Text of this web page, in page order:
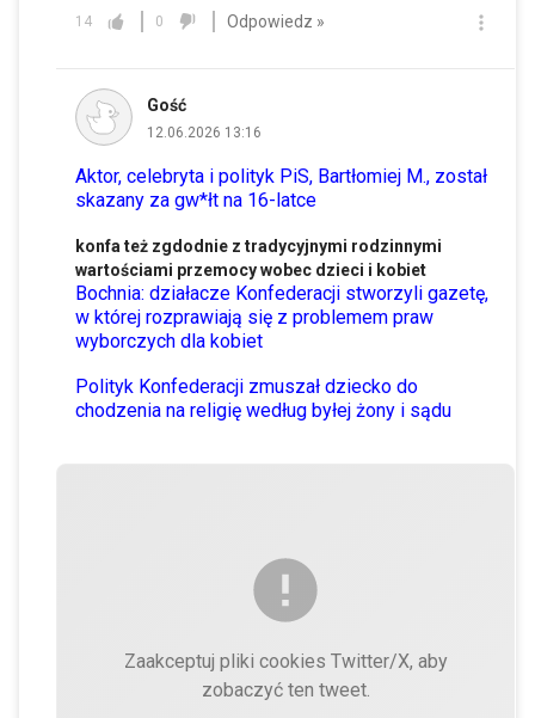
14 0 Odpowiedz »
Gość
12.06.2026 13:16
Aktor, celebryta i polityk PiS, Bartłomiej M., został
skazany za gw*łt na 16-latce
konfa też zgdodnie z tradycyjnymi rodzinnymi
wartościami przemocy wobec dzieci i kobiet
Bochnia: działacze Konfederacji stworzyli gazetę,
w której rozprawiają się z problemem praw
wyborczych dla kobiet
Polityk Konfederacji zmuszał dziecko do
chodzenia na religię według byłej żony i sądu
Zaakceptuj pliki cookies Twitter/X, aby
zobaczyć ten tweet.